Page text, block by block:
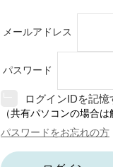
メールアドレス
パスワード
ログインIDを記憶
（共有パソコンの場合
パスワードをお忘れの方